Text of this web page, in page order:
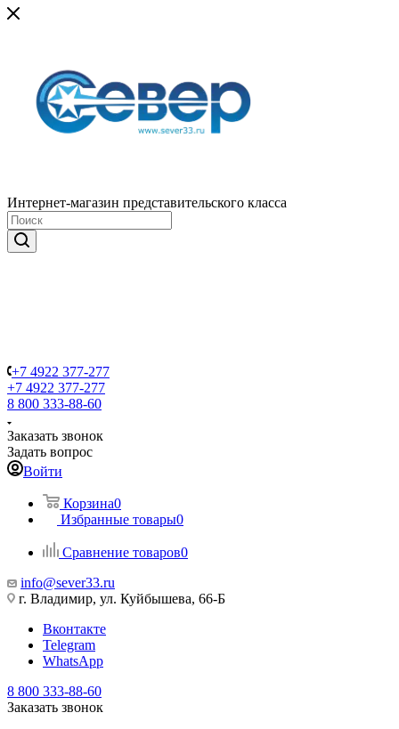
Интернет-магазин представительского класса
+7 4922 377-277
+7 4922 377-277
8 800 333-88-60
Заказать звонок
Задать вопрос
Войти
Корзина0
Избранные товары0
Сравнение товаров0
info@sever33.ru
г. Владимир, ул. Куйбышева, 66-Б
Вконтакте
Telegram
WhatsApp
8 800 333-88-60
Заказать звонок